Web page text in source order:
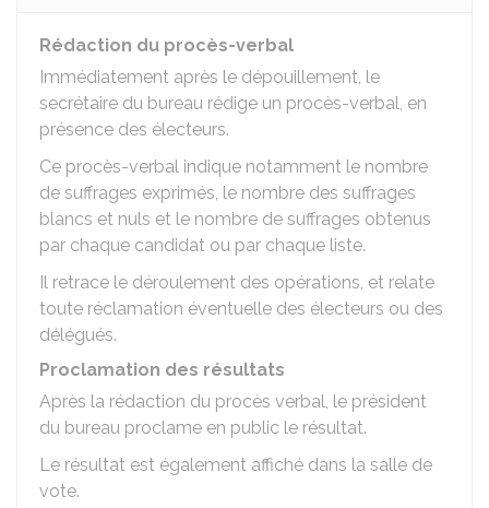
Rédaction du procès-verbal
Immédiatement après le dépouillement, le
secrétaire du bureau rédige un procès-verbal, en
présence des électeurs.
Ce procès-verbal indique notamment le nombre
de suffrages exprimés, le nombre des suffrages
blancs et nuls et le nombre de suffrages obtenus
par chaque candidat ou par chaque liste.
Il retrace le déroulement des opérations, et relate
toute réclamation éventuelle des électeurs ou des
délégués.
Proclamation des résultats
Après la rédaction du procès verbal, le président
du bureau proclame en public le résultat.
Le résultat est également affiché dans la salle de
vote.